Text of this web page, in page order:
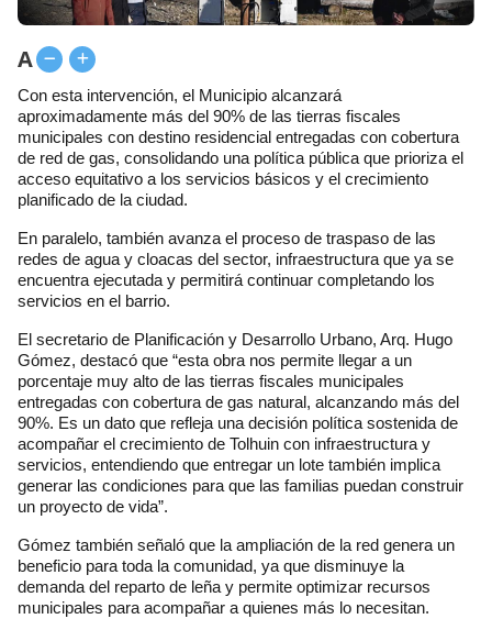
A
Con esta intervención, el Municipio alcanzará
aproximadamente más del 90% de las tierras fiscales
municipales con destino residencial entregadas con cobertura
de red de gas, consolidando una política pública que prioriza el
acceso equitativo a los servicios básicos y el crecimiento
planificado de la ciudad.
En paralelo, también avanza el proceso de traspaso de las
redes de agua y cloacas del sector, infraestructura que ya se
encuentra ejecutada y permitirá continuar completando los
servicios en el barrio.
El secretario de Planificación y Desarrollo Urbano, Arq. Hugo
Gómez, destacó que “esta obra nos permite llegar a un
porcentaje muy alto de las tierras fiscales municipales
entregadas con cobertura de gas natural, alcanzando más del
90%. Es un dato que refleja una decisión política sostenida de
acompañar el crecimiento de Tolhuin con infraestructura y
servicios, entendiendo que entregar un lote también implica
generar las condiciones para que las familias puedan construir
un proyecto de vida”.
Gómez también señaló que la ampliación de la red genera un
beneficio para toda la comunidad, ya que disminuye la
demanda del reparto de leña y permite optimizar recursos
municipales para acompañar a quienes más lo necesitan.